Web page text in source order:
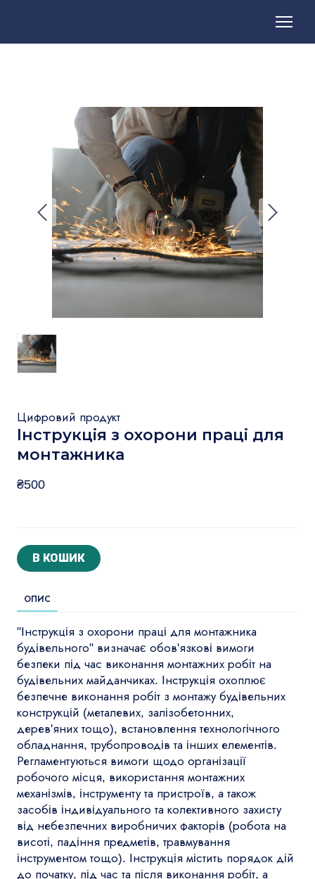
Цифровий продукт
Інструкція з охорони праці для
монтажника
₴500
В КОШИК
ОПИС
"Інструкція з охорони праці для монтажника
будівельного" визначає обов'язкові вимоги
безпеки під час виконання монтажних робіт на
будівельних майданчиках. Інструкція охоплює
безпечне виконання робіт з монтажу будівельних
конструкцій (металевих, залізобетонних,
дерев'яних тощо), встановлення технологічного
обладнання, трубопроводів та інших елементів.
Регламентуються вимоги щодо організації
робочого місця, використання монтажних
механізмів, інструменту та пристроїв, а також
засобів індивідуального та колективного захисту
від небезпечних виробничих факторів (робота на
висоті, падіння предметів, травмування
інструментом тощо). Інструкція містить порядок дій
до початку, під час та після виконання робіт, а